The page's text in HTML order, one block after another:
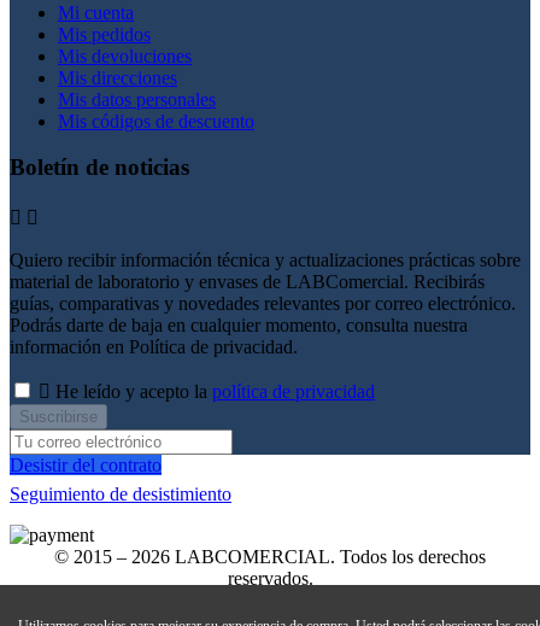
Mi cuenta
Mis pedidos
Mis devoluciones
Mis direcciones
Mis datos personales
Mis códigos de descuento
Boletín de noticias
 
Quiero recibir información técnica y actualizaciones prácticas sobre
material de laboratorio y envases de LABComercial. Recibirás
guías, comparativas y novedades relevantes por correo electrónico.
Podrás darte de baja en cualquier momento, consulta nuestra
información en Política de privacidad.
 He leído y acepto la política de privacidad
Suscribirse
Desistir del contrato
Seguimiento de desistimiento
© 2015 – 2026 LABCOMERCIAL. Todos los derechos
reservados.